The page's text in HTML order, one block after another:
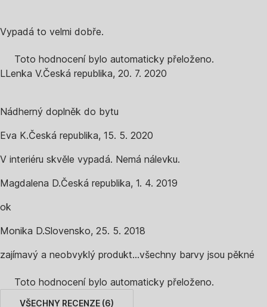
Vypadá to velmi dobře.
Toto hodnocení bylo automaticky přeloženo.
LLenka V.Česká republika, 20. 7. 2020
Nádherný doplněk do bytu
Eva K.Česká republika, 15. 5. 2020
V interiéru skvěle vypadá. Nemá nálevku.
Magdalena D.Česká republika, 1. 4. 2019
ok
Monika D.Slovensko, 25. 5. 2018
zajímavý a neobvyklý produkt...všechny barvy jsou pěkné
Toto hodnocení bylo automaticky přeloženo.
VŠECHNY RECENZE (6)